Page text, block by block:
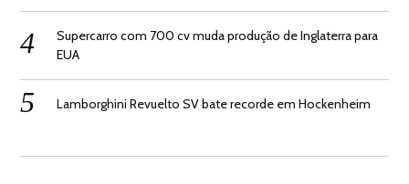
Supercarro com 700 cv muda produção de Inglaterra para
EUA
Lamborghini Revuelto SV bate recorde em Hockenheim